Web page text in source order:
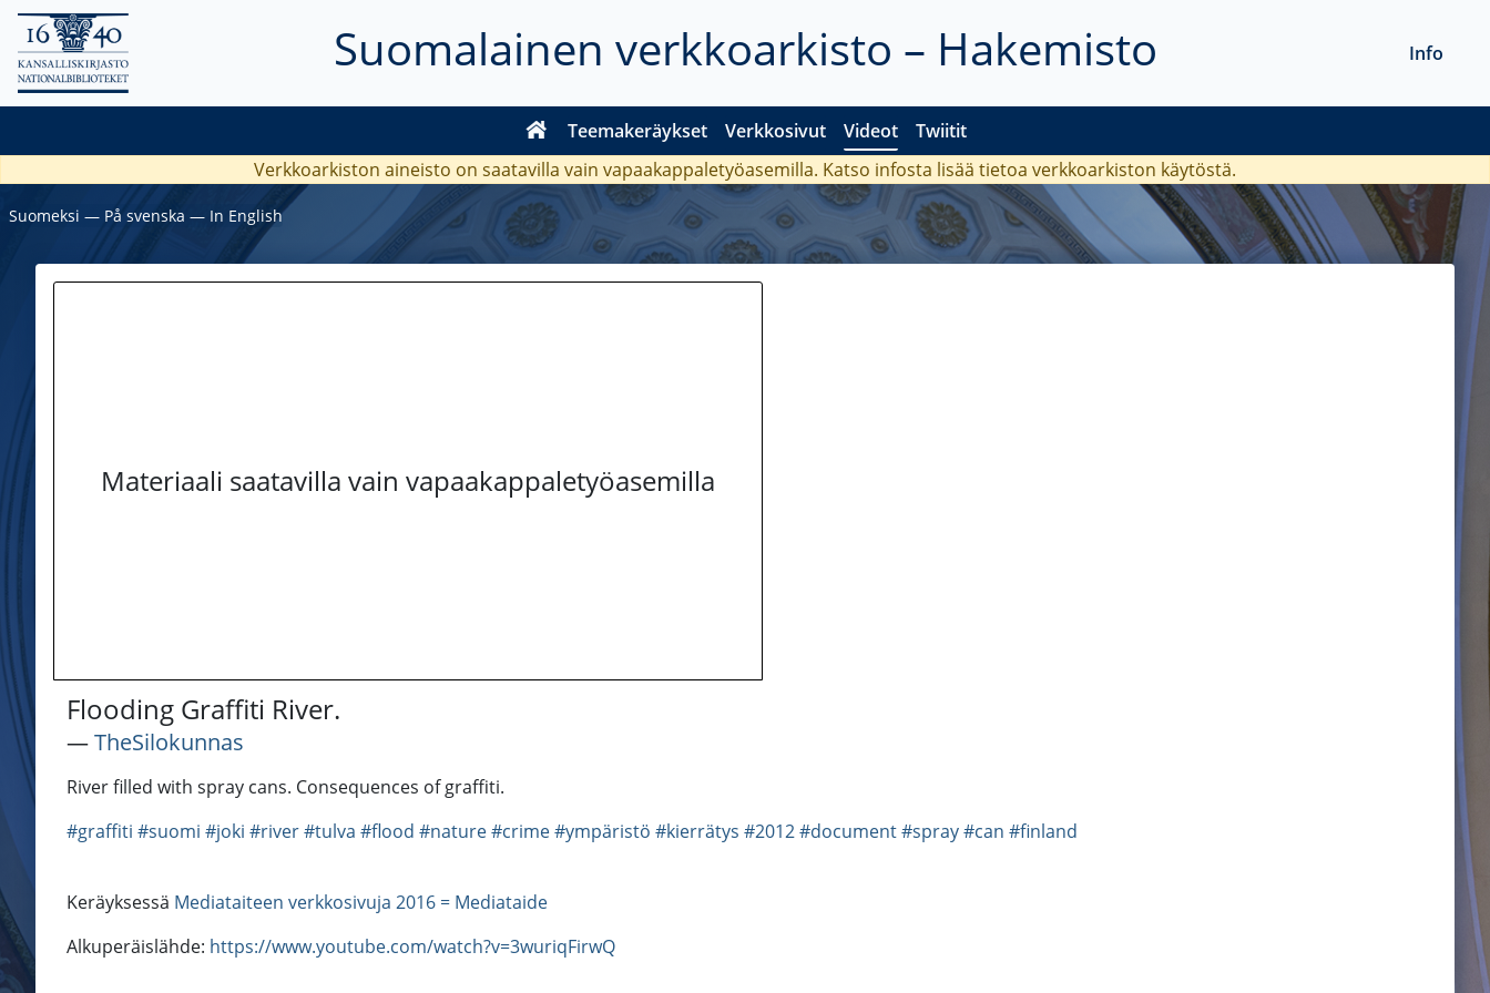
Suomalainen verkkoarkisto – Hakemisto
Teemakeräykset Verkkosivut Videot Twiitit
Info
Verkkoarkiston aineisto on saatavilla vain vapaakappaletyöasemilla. Katso infosta lisää tietoa verkkoarkiston käytöstä.
Suomeksi ― På svenska ― In English
Materiaali saatavilla vain vapaakappaletyöasemilla
Flooding Graffiti River.
―TheSilokunnas
River filled with spray cans. Consequences of graffiti.
#graffiti #suomi #joki #river#tulva #flood #nature#crime#ympäristö #kierrätys #2012#document#spray#can #finland
Keräyksessä Mediataiteen verkkosivuja 2016 = Mediataide
Alkuperäislähde: https://www.youtube.com/watch?v=3wuriqFirwQ